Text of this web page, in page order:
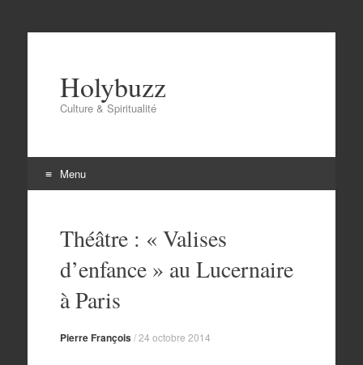
Holybuzz
Culture & Spiritualité
Menu
contenuThéâtre : « Valises
d’enfance » au Lucernaire
à Paris
Pierre François/24 octobre 2014